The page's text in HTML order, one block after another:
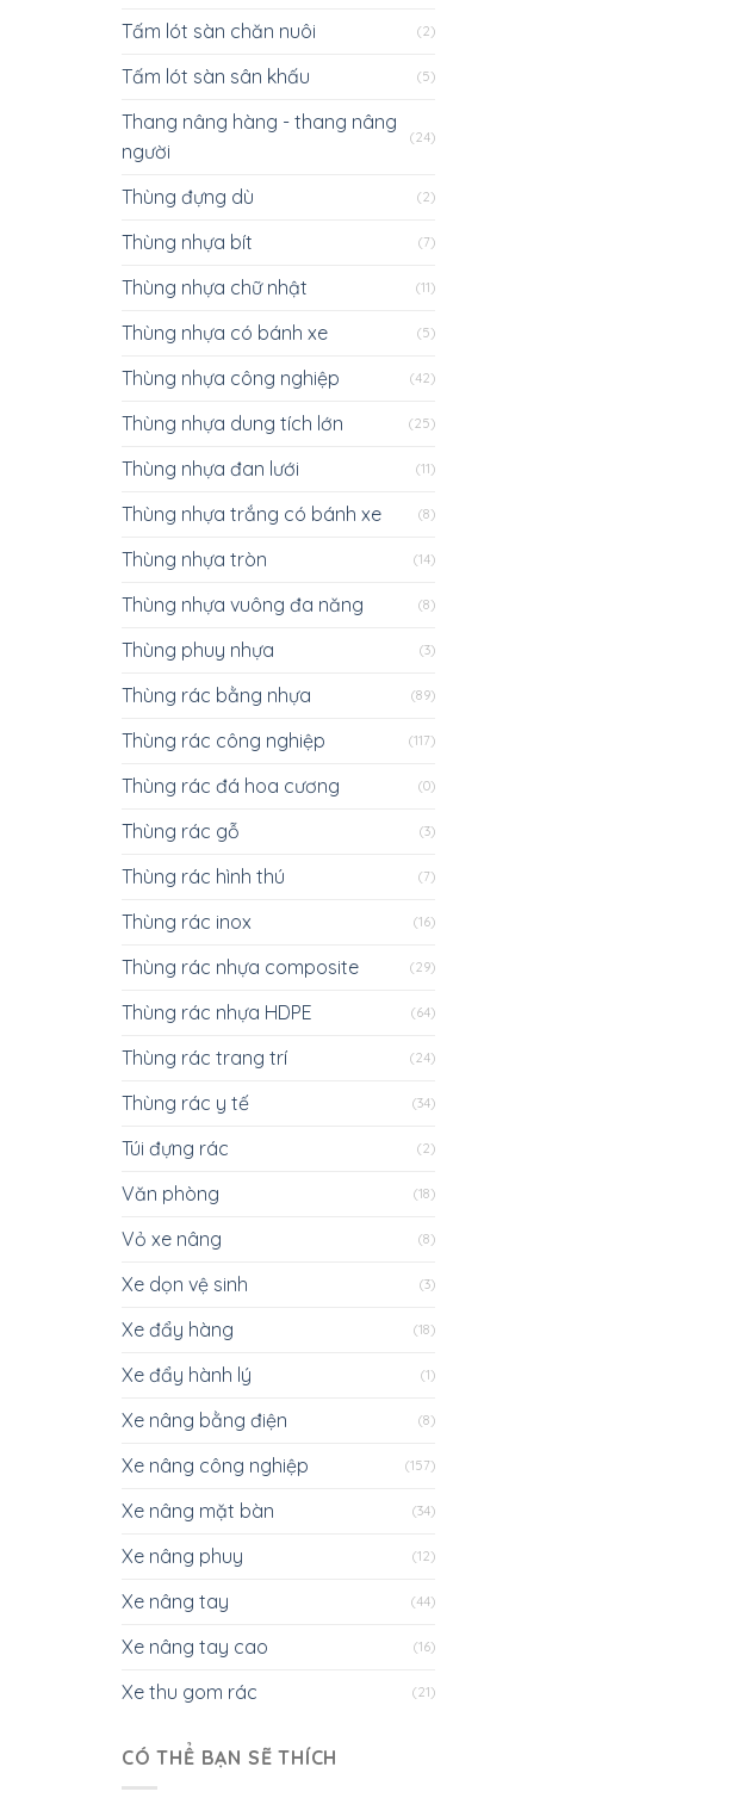
Tấm lót sàn chăn nuôi (2)
Tấm lót sàn sân khấu (5)
Thang nâng hàng - thang nâng
người
(24)
Thùng đựng dù (2)
Thùng nhựa bít (7)
Thùng nhựa chữ nhật (11)
Thùng nhựa có bánh xe (5)
Thùng nhựa công nghiệp (42)
Thùng nhựa dung tích lớn (25)
Thùng nhựa đan lưới (11)
Thùng nhựa trắng có bánh xe (8)
Thùng nhựa tròn (14)
Thùng nhựa vuông đa năng (8)
Thùng phuy nhựa (3)
Thùng rác bằng nhựa (89)
Thùng rác công nghiệp (117)
Thùng rác đá hoa cương (0)
Thùng rác gỗ (3)
Thùng rác hình thú (7)
Thùng rác inox (16)
Thùng rác nhựa composite (29)
Thùng rác nhựa HDPE (64)
Thùng rác trang trí (24)
Thùng rác y tế (34)
Túi đựng rác (2)
Văn phòng (18)
Vỏ xe nâng (8)
Xe dọn vệ sinh (3)
Xe đẩy hàng (18)
Xe đẩy hành lý (1)
Xe nâng bằng điện (8)
Xe nâng công nghiệp (157)
Xe nâng mặt bàn (34)
Xe nâng phuy (12)
Xe nâng tay (44)
Xe nâng tay cao (16)
Xe thu gom rác (21)
CÓ THỂ BẠN SẼ THÍCH